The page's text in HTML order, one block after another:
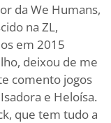
da We Humans,
na ZL,
em 2015
deixou de me
comento jogos
e Heloísa.
que tem tudo a